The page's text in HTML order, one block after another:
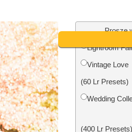
nieruchomości
Foto Przywracanie Usługi
dla
Proszę
Lightroom
Vintage Love
(60 Lr Presets)
Wedding
(400 Lr Presets)